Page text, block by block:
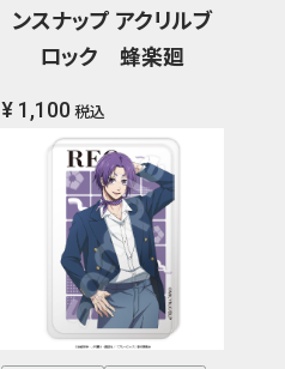
ンスナップ アクリルブ
ロック 蜂楽廻
¥ 1,100 税込